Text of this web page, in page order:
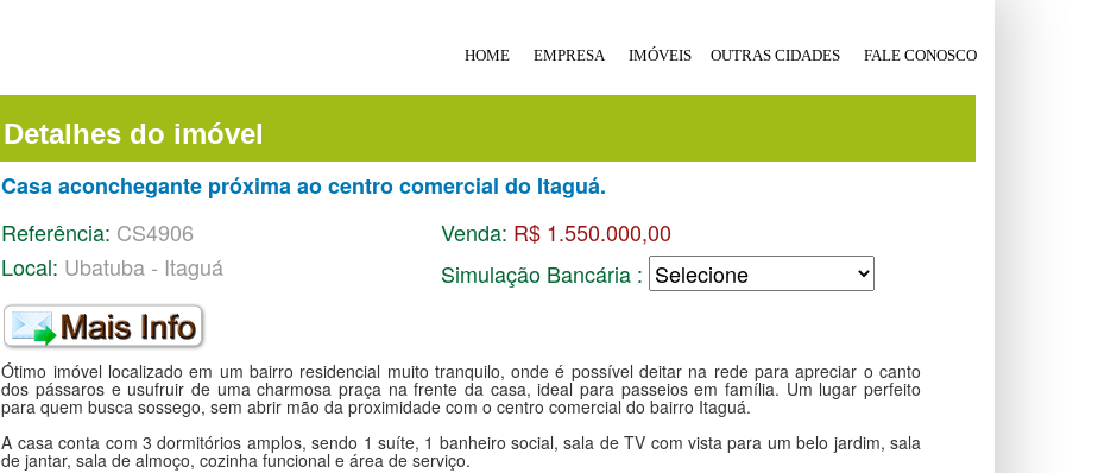
HOME EMPRESA IMÓVEIS OUTRAS CIDADES FALE CONOSCO
Detalhes do imóvel
Casa aconchegante próxima ao centro comercial do Itaguá.
Referência: CS4906
Local: Ubatuba - Itaguá
Venda: R$ 1.550.000,00
Simulação Bancária :
Ótimo imóvel localizado em um bairro residencial muito tranquilo, onde é possível deitar na rede para apreciar o canto
dos pássaros e usufruir de uma charmosa praça na frente da casa, ideal para passeios em família. Um lugar perfeito
para quem busca sossego, sem abrir mão da proximidade com o centro comercial do bairro Itaguá.
A casa conta com 3 dormitórios amplos, sendo 1 suíte, 1 banheiro social, sala de TV com vista para um belo jardim, sala
de jantar, sala de almoço, cozinha funcional e área de serviço.